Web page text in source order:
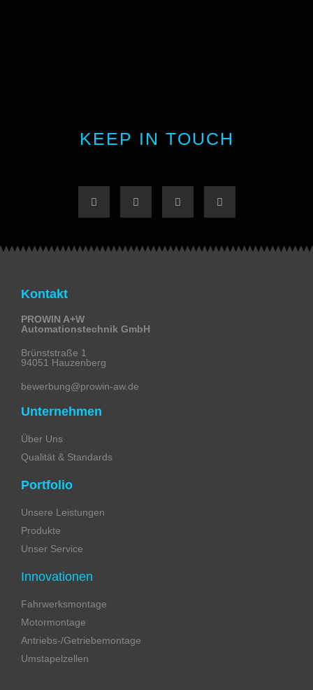
KEEP IN TOUCH
Kontakt
PROWIN A+W
Automationstechnik GmbH
Brünststraße 1
94051 Hauzenberg
bewerbung@prowin-aw.de
Unternehmen
Über Uns
Qualität & Standards
Portfolio
Unsere Leistungen
Produkte
Unser Service
Innovationen
Fahrwerksmontage
Motormontage
Antriebs-/Getriebemontage
Umstapelzellen